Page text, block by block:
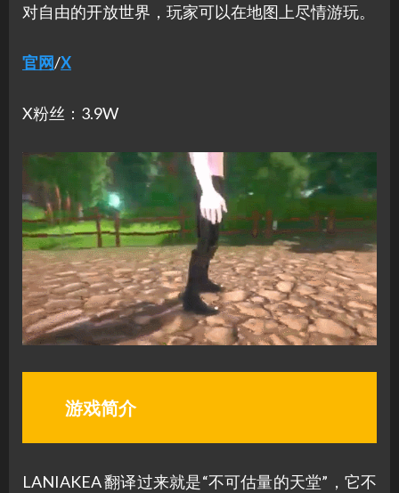
对自由的开放世界，玩家可以在地图上尽情游玩。
官网/X
X粉丝：3.9W
游戏简介
LANIAKEA 翻译过来就是“不可估量的天堂”，它不